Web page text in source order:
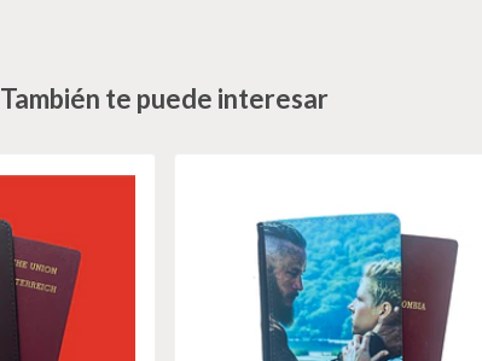
También te puede interesar